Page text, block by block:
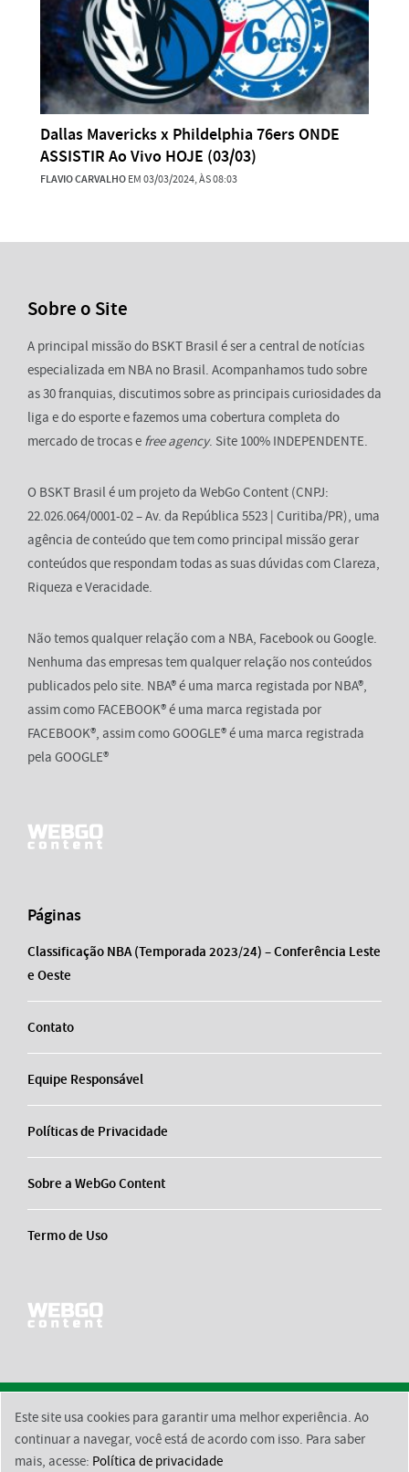
Dallas Mavericks x Phildelphia 76ers ONDE
ASSISTIR Ao Vivo HOJE (03/03)
FLAVIO CARVALHOEM 03/03/2024, ÀS 08:03
Sobre o Site
A principal missão do BSKT Brasil é ser a central de notícias
especializada em NBA no Brasil. Acompanhamos tudo sobre
as 30 franquias, discutimos sobre as principais curiosidades da
liga e do esporte e fazemos uma cobertura completa do
mercado de trocas e free agency. Site 100% INDEPENDENTE.
O BSKT Brasil é um projeto da WebGo Content (CNPJ:
22.026.064/0001-02 – Av. da República 5523 | Curitiba/PR), uma
agência de conteúdo que tem como principal missão gerar
conteúdos que respondam todas as suas dúvidas com Clareza,
Riqueza e Veracidade.
Não temos qualquer relação com a NBA, Facebook ou Google.
Nenhuma das empresas tem qualquer relação nos conteúdos
publicados pelo site. NBA® é uma marca registada por NBA®,
assim como FACEBOOK® é uma marca registada por
FACEBOOK®, assim como GOOGLE® é uma marca registrada
pela GOOGLE®
Páginas
Classificação NBA (Temporada 2023/24) – Conferência Leste
e Oeste
Contato
Equipe Responsável
Políticas de Privacidade
Sobre a WebGo Content
Termo de Uso
2026 © BsktBrasil
Contato
Equipe Responsável
Políticas de Privacidade
Este site usa cookies para garantir uma melhor experiência. Ao
continuar a navegar, você está de acordo com isso. Para saber
mais, acesse: Política de privacidade